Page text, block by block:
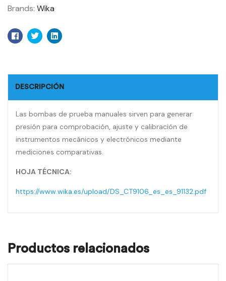
Brands: Wika
Facebook
TwitterLinkedin
DESCRIPCIÓN
Las bombas de prueba manuales sirven para generar
presión para comprobación, ajuste y calibración de
instrumentos mecánicos y electrónicos mediante
mediciones comparativas.
HOJA TÉCNICA:
https://www.wika.es/upload/DS_CT9106_es_es_91132.pdf
Productos relacionados